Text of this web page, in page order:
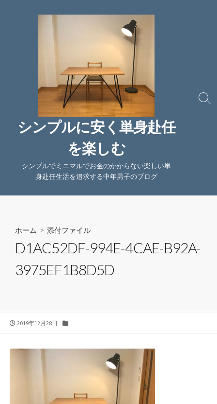
シンプルに安く単身赴任
を楽しむ
シンプルでミニマルでお金のかからない楽しい単
身赴任生活を追求する中年男子のブログ
検
ホーム > 添付ファイル
D1AC52DF-994E-4CAE-B92A-
3975EF1B8D5D
公
2019年12月28日
リ